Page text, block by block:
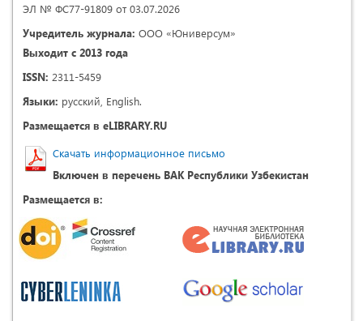
ЭЛ № ФС77-91809 от 03.07.2026
Учредитель журнала: ООО «Юниверсум»
Выходит с 2013 года
ISSN: 2311-5459
Языки: русский, English.
Размещается в eLIBRARY.RU
Скачать информационное письмо
Включен в перечень ВАК Республики Узбекистан
Размещается в: